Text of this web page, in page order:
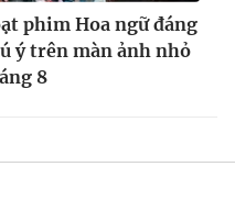
phim Hoa ngữ đáng
ý trên màn ảnh nhỏ
8